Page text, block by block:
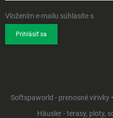
Vložením e-mailu súhlasíte s
Prihlásiť sa
Softspaworld - prenosné vírivky •
Häusler - terasy, ploty,